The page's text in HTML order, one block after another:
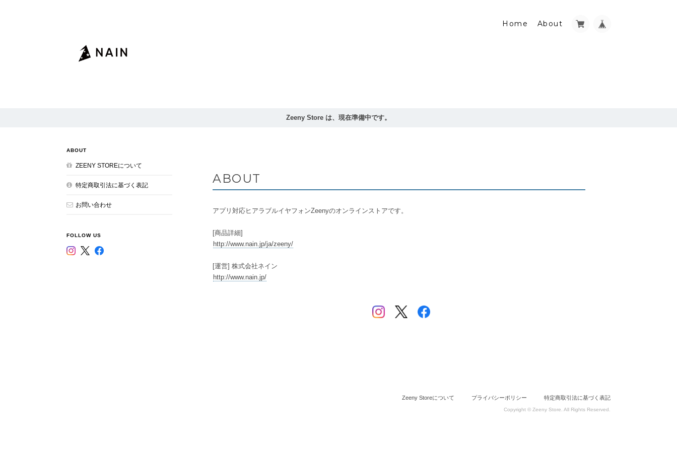
Home About
Zeeny Store は、現在準備中です。
ABOUT
アプリ対応ヒアラブルイヤフォンZeenyのオンラインストアです。
[商品詳細]
http://www.nain.jp/ja/zeeny/
[運営] 株式会社ネイン
http://www.nain.jp/
ABOUT
ZEENY STOREについて
特定商取引法に基づく表記
お問い合わせ
FOLLOW US
Zeeny Storeについて プライバシーポリシー 特定商取引法に基づく表記
Copyright © Zeeny Store. All Rights Reserved.